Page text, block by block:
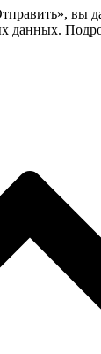
вы
данных.